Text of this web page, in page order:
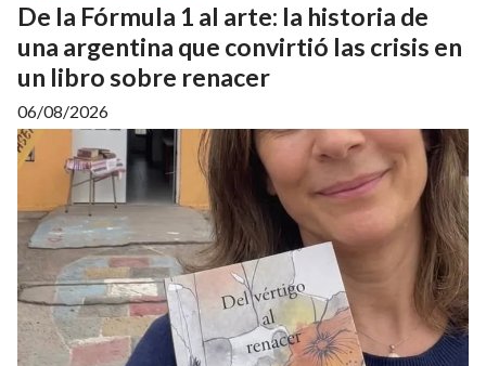
De la Fórmula 1 al arte: la historia de
una argentina que convirtió las crisis en
un libro sobre renacer
06/08/2026